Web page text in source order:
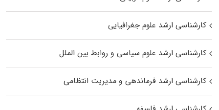
کارشناسی ارشد علوم جغرافیایی
کارشناسی ارشد علوم سیاسی و روابط بین الملل
کارشناسی ارشد فرماندهی و مدیریت انتظامی